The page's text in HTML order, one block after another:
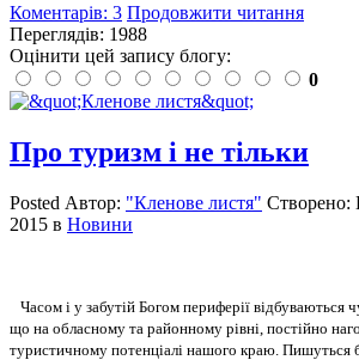
Коментарів: 3 Продовжити читання
Переглядів: 1988
Оцінити цей запису блогу:
0
Про туризм і не тільки
Posted Автор: "Кленове листя" Створено:
2015 в Новини
Часом і у забутій Богом периферії відбуваються
що на обласному та районному рівні, постійно
туристичному потенціалі нашого краю. Пишуться